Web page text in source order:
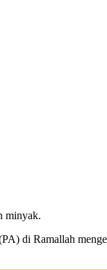
minyak.
di Ramallah